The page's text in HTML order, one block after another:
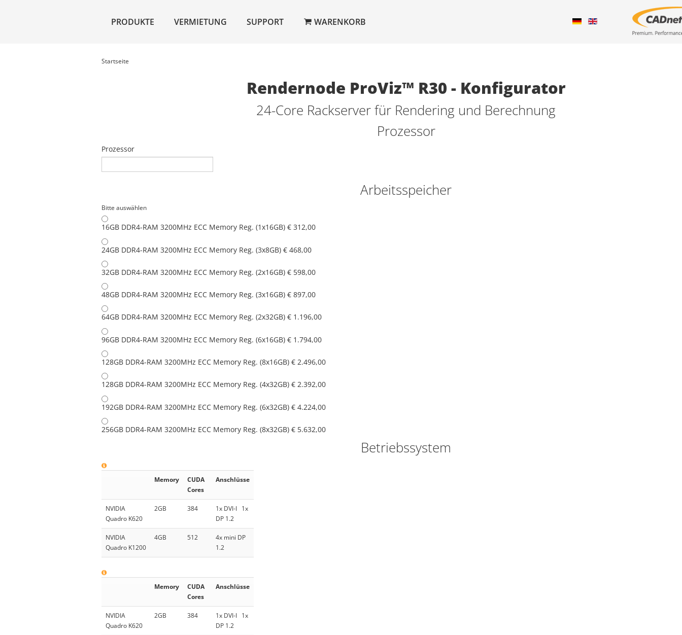
PRODUKTE VERMIETUNG SUPPORT WARENKORB
Startseite
Rendernode ProViz™ R30 - Konfigurator
24-Core Rackserver für Rendering und Berechnung
Prozessor
Prozessor
Arbeitsspeicher
Bitte auswählen
16GB DDR4-RAM 3200MHz ECC Memory Reg. (1x16GB) € 312,00
24GB DDR4-RAM 3200MHz ECC Memory Reg. (3x8GB) € 468,00
32GB DDR4-RAM 3200MHz ECC Memory Reg. (2x16GB) € 598,00
48GB DDR4-RAM 3200MHz ECC Memory Reg. (3x16GB) € 897,00
64GB DDR4-RAM 3200MHz ECC Memory Reg. (2x32GB) € 1.196,00
96GB DDR4-RAM 3200MHz ECC Memory Reg. (6x16GB) € 1.794,00
128GB DDR4-RAM 3200MHz ECC Memory Reg. (8x16GB) € 2.496,00
128GB DDR4-RAM 3200MHz ECC Memory Reg. (4x32GB) € 2.392,00
192GB DDR4-RAM 3200MHz ECC Memory Reg. (6x32GB) € 4.224,00
256GB DDR4-RAM 3200MHz ECC Memory Reg. (8x32GB) € 5.632,00
Betriebssystem
Memory
CUDA
Cores
Anschlüsse
NVIDIA
Quadro K620
2GB 384
1x DVI-I 1x
DP 1.2
NVIDIA
Quadro K1200
4GB 512
4x mini DP
1.2
Memory
CUDA
Cores
Anschlüsse
NVIDIA
Quadro K620
2GB 384
1x DVI-I 1x
DP 1.2